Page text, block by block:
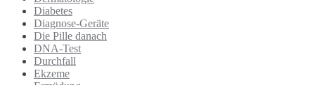
Diabetes
Diagnose-Geräte
Die Pille danach
DNA-Test
Durchfall
Ekzeme